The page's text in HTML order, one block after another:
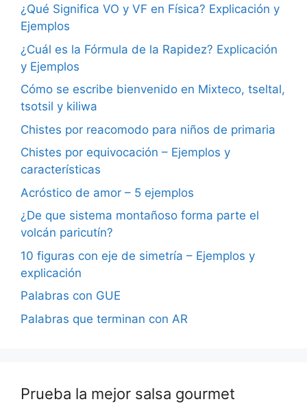
¿Qué Significa VO y VF en Física? Explicación y
Ejemplos
¿Cuál es la Fórmula de la Rapidez? Explicación
y Ejemplos
Cómo se escribe bienvenido en Mixteco, tseltal,
tsotsil y kiliwa
Chistes por reacomodo para niños de primaria
Chistes por equivocación – Ejemplos y
características
Acróstico de amor – 5 ejemplos
¿De que sistema montañoso forma parte el
volcán paricutín?
10 figuras con eje de simetría – Ejemplos y
explicación
Palabras con GUE
Palabras que terminan con AR
Prueba la mejor salsa gourmet